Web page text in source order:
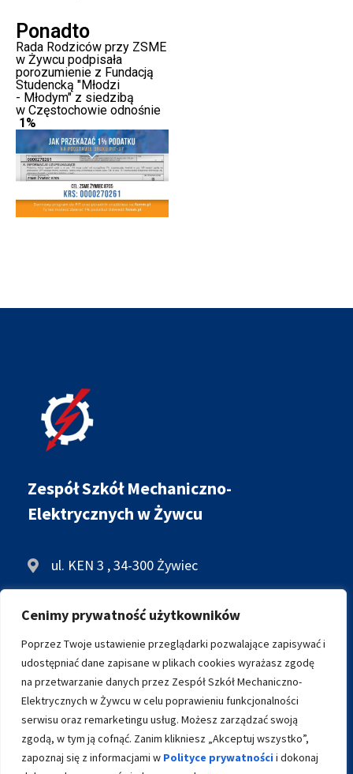
Cenimy prywatność użytkowników
Poprzez Twoje ustawienie przeglądarki pozwalające zapisywać i
udostępniać dane zapisane w plikach cookies wyrażasz zgodę
na przetwarzanie danych przez Zespół Szkół Mechaniczno-
Elektrycznych w Żywcu w celu poprawieniu funkcjonalności
serwisu oraz remarketingu usług. Możesz zarządzać swoją
zgodą, w tym ją cofnąć. Zanim klikniesz „Akceptuj wszystko”,
zapoznaj się z informacjami w Polityce prywatności i dokonaj
Ponadto
Rada Rodziców przy ZSME
w Żywcu podpisała
porozumienie z Fundacją
Studencką "Młodzi
- Młodym" z siedzibą
w Częstochowie odnośnie
1%
Zespół Szkół Mechaniczno-
Elektrycznych w Żywcu
ul. KEN 3 , 34-300 Żywiec
ARCHIWALNA WERSJA STRONY